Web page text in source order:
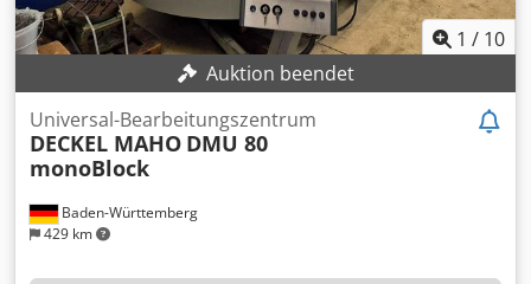
möglich. Crjdpfx Ajzrn Iqjmusf
1 / 10
Auktion beendet
Baden-Württemberg
429 km
Universal-Bearbeitungszentrum
DECKEL MAHO DMU 80
monoBlock